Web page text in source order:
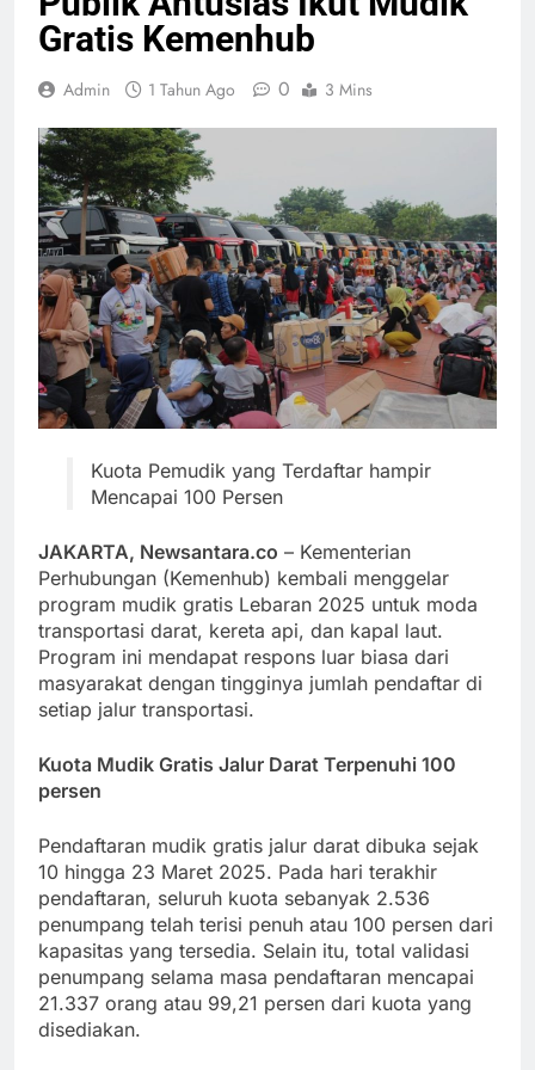
Gratis Kemenhub
Admin 1 Tahun Ago 0 3 Mins
Kuota Pemudik yang Terdaftar hampir
Mencapai 100 Persen
JAKARTA, Newsantara.co – Kementerian
Perhubungan (Kemenhub) kembali menggelar
program mudik gratis Lebaran 2025 untuk moda
transportasi darat, kereta api, dan kapal laut.
Program ini mendapat respons luar biasa dari
masyarakat dengan tingginya jumlah pendaftar di
setiap jalur transportasi.
Kuota Mudik Gratis Jalur Darat Terpenuhi 100
persen
Pendaftaran mudik gratis jalur darat dibuka sejak
10 hingga 23 Maret 2025. Pada hari terakhir
pendaftaran, seluruh kuota sebanyak 2.536
penumpang telah terisi penuh atau 100 persen dari
kapasitas yang tersedia. Selain itu, total validasi
penumpang selama masa pendaftaran mencapai
21.337 orang atau 99,21 persen dari kuota yang
disediakan.